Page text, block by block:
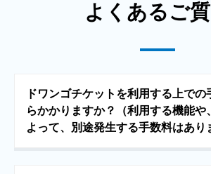
よくあるご
ドワンゴチケットを利用する上での
らかかりますか？（利用する機能や
よって、別途発生する手数料はあり